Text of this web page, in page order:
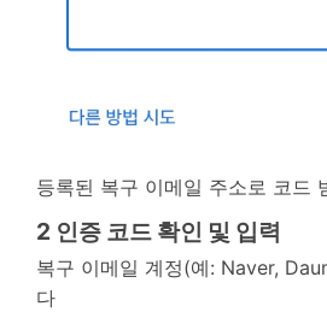
등록된 복구 이메일 주소로 코드
2 인증 코드 확인 및 입력
복구 이메일 계정(예: Naver,
다